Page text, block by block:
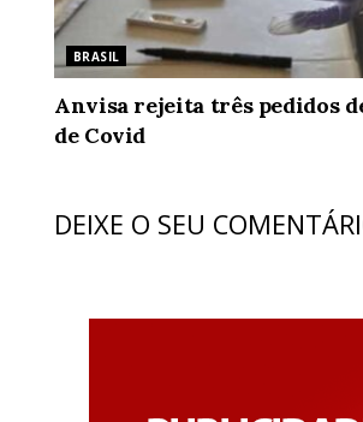
BRASIL
Anvisa rejeita três pedidos
de Covid
DEIXE O SEU